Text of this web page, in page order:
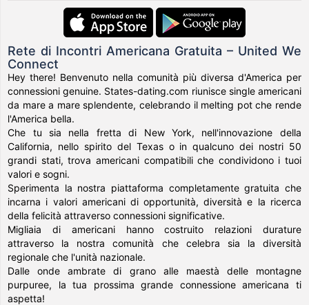
Rete di Incontri Americana Gratuita – United We
Connect
Hey there! Benvenuto nella comunità più diversa d'America per
connessioni genuine. States-dating.com riunisce single americani
da mare a mare splendente, celebrando il melting pot che rende
l'America bella.
Che tu sia nella fretta di New York, nell'innovazione della
California, nello spirito del Texas o in qualcuno dei nostri 50
grandi stati, trova americani compatibili che condividono i tuoi
valori e sogni.
Sperimenta la nostra piattaforma completamente gratuita che
incarna i valori americani di opportunità, diversità e la ricerca
della felicità attraverso connessioni significative.
Migliaia di americani hanno costruito relazioni durature
attraverso la nostra comunità che celebra sia la diversità
regionale che l'unità nazionale.
Dalle onde ambrate di grano alle maestà delle montagne
purpuree, la tua prossima grande connessione americana ti
aspetta!